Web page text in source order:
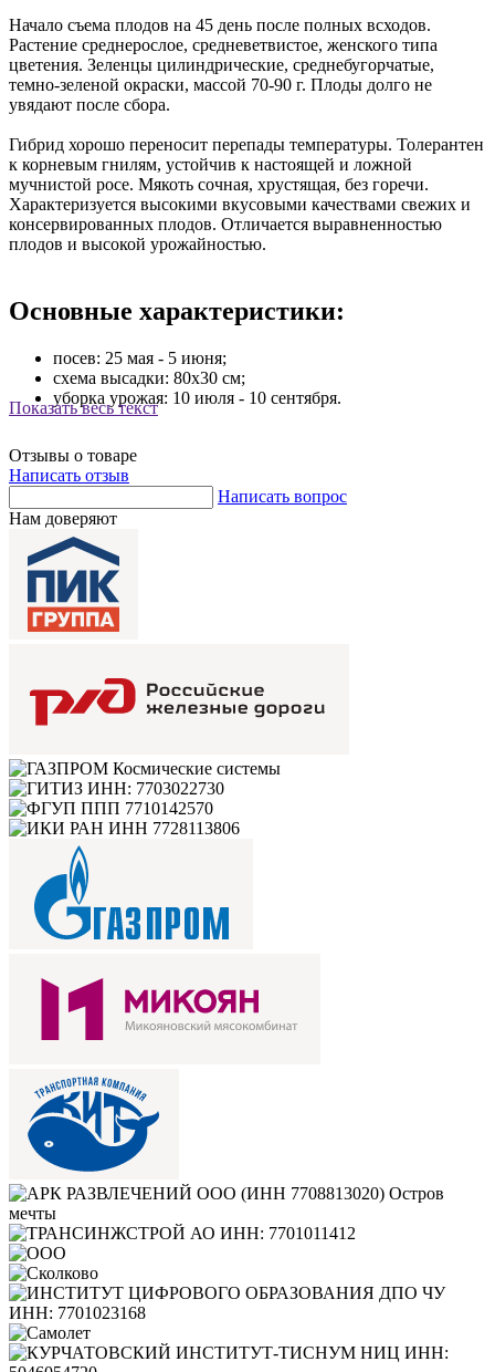
Показать весь текст
Начало съема плодов на 45 день после полных всходов.
Растение среднерослое, средневетвистое, женского типа
цветения. Зеленцы цилиндрические, среднебугорчатые,
темно-зеленой окраски, массой 70-90 г. Плоды долго не
увядают после сбора.
Гибрид хорошо переносит перепады температуры. Толерантен
к корневым гнилям, устойчив к настоящей и ложной
мучнистой росе. Мякоть сочная, хрустящая, без горечи.
Характеризуется высокими вкусовыми качествами свежих и
консервированных плодов. Отличается выравненностью
плодов и высокой урожайностью.
Основные характеристики:
посев: 25 мая - 5 июня;
схема высадки: 80х30 см;
уборка урожая: 10 июля - 10 сентября.
Отзывы о товаре
Написать отзыв
Написать вопрос
Нам доверяют